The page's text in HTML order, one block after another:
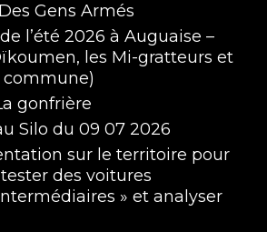
Gens Armés
l’été 2026 à Auguaise –
les Mi-gratteurs et
commune)
gonfrière
Silo du 09 07 2026
sur le territoire pour
des voitures
» et analyser